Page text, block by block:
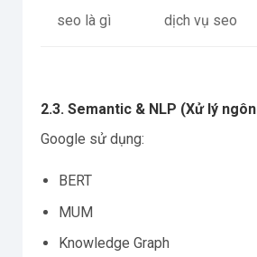
seo là gì dịch vụ seo
2.3. Semantic & NLP (Xử lý
Google sử dụng:
BERT
MUM
Knowledge Graph